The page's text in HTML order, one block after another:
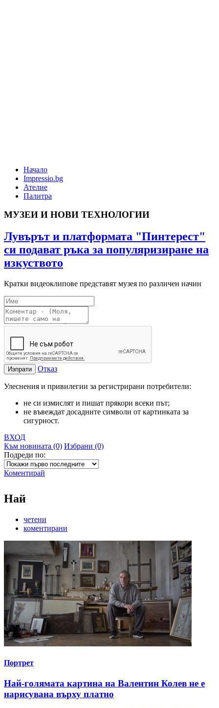
Начало
Impressio.bg
Ателие
Палитра
МУЗЕИ И НОВИ ТЕХНОЛОГИИ
Лувърът и платформата "Пинтерест"
си подават ръка за популяризиране на
изкуството
Кратки видеоклипове представят музея по различен начин
Изпрати Отказ
Улеснения и привилегии за регистрирани потребители:
не си измислят и пишат прякори всеки път;
не въвеждат досадните символи от картинката за
сигурност.
ВХОД
Към новината (0) Избрани (0)
Подреди по:
Коментирай
Най
четени
коментирани
Портрет
Най-голямата картина на Валентин Колев не е
нарисувана върху платно